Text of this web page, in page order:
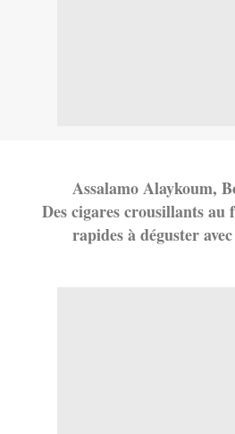
Assalamo Alaykoum,
Des cigares crousillants au
rapides à déguster